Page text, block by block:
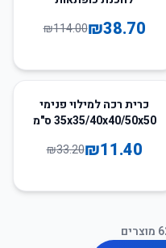
₪38.70
₪114.00
66
כרית רכה למילוי פנימי
35x35/40x40/50x50 ס"מ
₪11.40
₪33.20
מוצרים